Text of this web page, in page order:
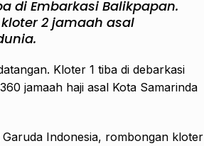
di Embarkasi Balikpapan.
2 jamaah asal
Kloter 1 tiba di debarkasi
jamaah haji asal Kota Samarinda
Indonesia, rombongan kloter